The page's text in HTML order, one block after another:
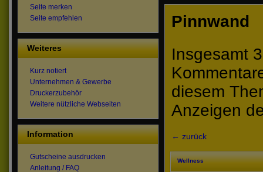
Pinnwand
Insgesamt
diesem
Anzeigen
← zurück
Wellness
Seite merken
Seite empfehlen
Weiteres
Kurz notiert
Unternehmen & Gewerbe
Druckerzubehör
Weitere nützliche Webseiten
Information
Gutscheine ausdrucken
Anleitung / FAQ